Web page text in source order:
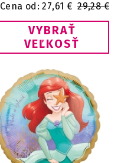
Cena od:27,61 € 29,28€
VYBRAŤ
VEĽKOSŤ